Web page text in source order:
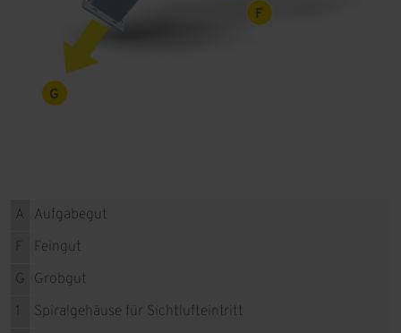
F
G
A
Aufgabegut
F
Feingut
G
Grobgut
1
Spiralgehäuse für Sichtlufteintritt